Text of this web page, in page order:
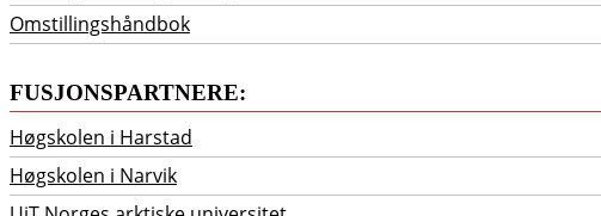
Omstillingshåndbok
FUSJONSPARTNERE:
Høgskolen i Harstad
Høgskolen i Narvik